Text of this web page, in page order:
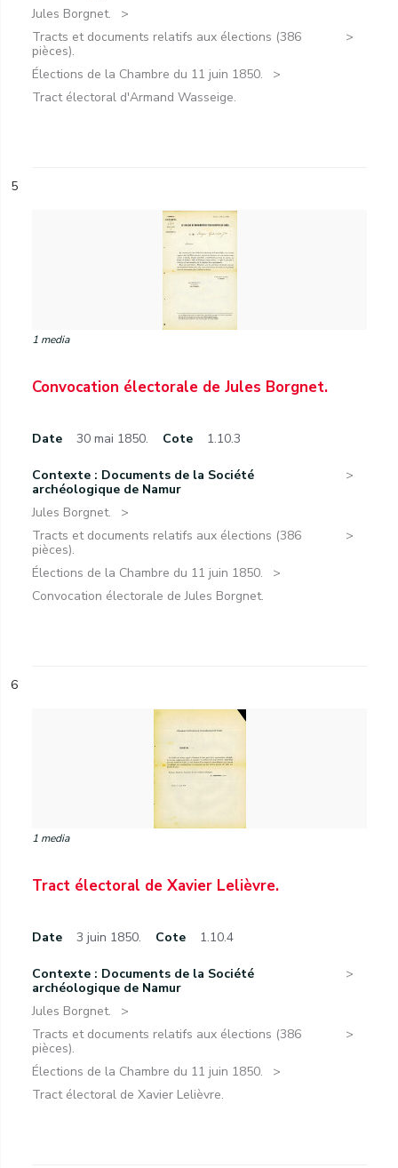
Jules Borgnet.
Tracts et documents relatifs aux élections (386
pièces).
Élections de la Chambre du 11 juin 1850.
Tract électoral d'Armand Wasseige.
5
1 media
Convocation électorale de Jules Borgnet.
Date 30 mai 1850. Cote 1.10.3
Contexte : Documents de la Société
archéologique de Namur
Jules Borgnet.
Tracts et documents relatifs aux élections (386
pièces).
Élections de la Chambre du 11 juin 1850.
Convocation électorale de Jules Borgnet.
6
1 media
Tract électoral de Xavier Lelièvre.
Date 3 juin 1850. Cote 1.10.4
Contexte : Documents de la Société
archéologique de Namur
Jules Borgnet.
Tracts et documents relatifs aux élections (386
pièces).
Élections de la Chambre du 11 juin 1850.
Tract électoral de Xavier Lelièvre.